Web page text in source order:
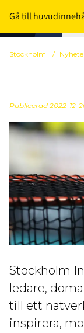
Gå till
Stockholm /
Publicerad 2022-12-
Stockholm
ledare,
till ett
inspirera,